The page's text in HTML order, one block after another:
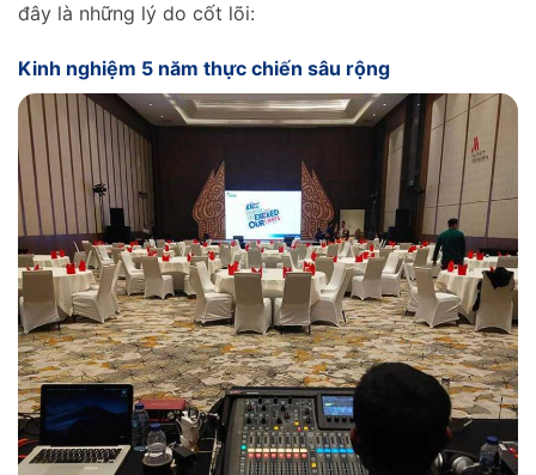
đây là những lý do cốt lõi:
Kinh nghiệm 5 năm thực chiến sâu rộng